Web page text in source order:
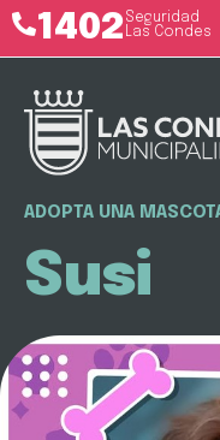
1402 Seguridad
Las Condes
ADOPTA UNA
Susi